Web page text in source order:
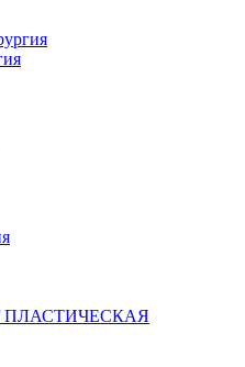
ПЛАСТИЧЕСКАЯ